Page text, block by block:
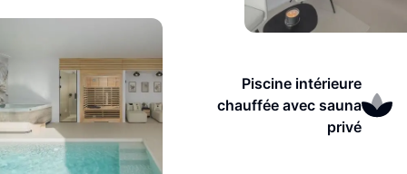
Piscine intérieure
chauffée avec sauna
privé